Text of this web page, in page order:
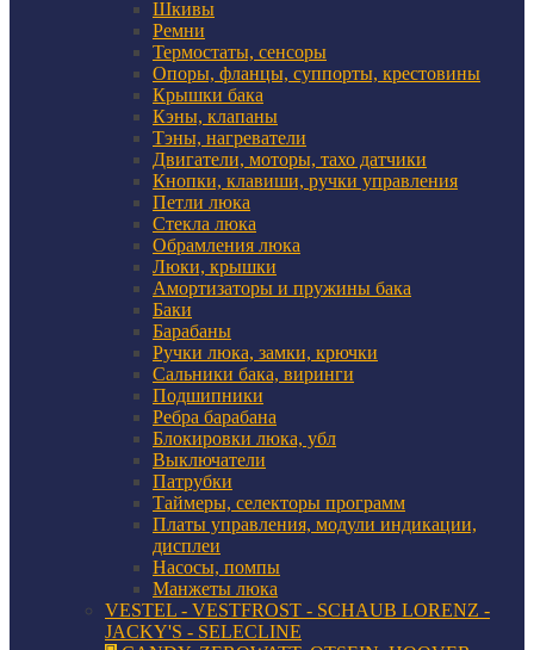
Шкивы
Ремни
Термостаты, сенсоры
Опоры, фланцы, суппорты, крестовины
Крышки бака
Кэны, клапаны
Тэны, нагреватели
Двигатели, моторы, тахо датчики
Кнопки, клавиши, ручки управления
Петли люка
Стекла люка
Обрамления люка
Люки, крышки
Амортизаторы и пружины бака
Баки
Барабаны
Ручки люка, замки, крючки
Сальники бака, виринги
Подшипники
Ребра барабана
Блокировки люка, убл
Выключатели
Патрубки
Таймеры, селекторы программ
Платы управления, модули индикации,
дисплеи
Насосы, помпы
Манжеты люка
VESTEL - VESTFROST - SCHAUB LORENZ -
JACKY'S - SELECLINE